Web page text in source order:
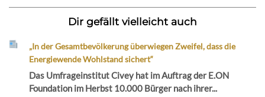
Dir gefällt vielleicht auch
„In der Gesamtbevölkerung überwiegen Zweifel, dass die
Energiewende Wohlstand sichert“
Das Umfrageinstitut Civey hat im Auftrag der E.ON
Foundation im Herbst 10.000 Bürger nach ihrer...